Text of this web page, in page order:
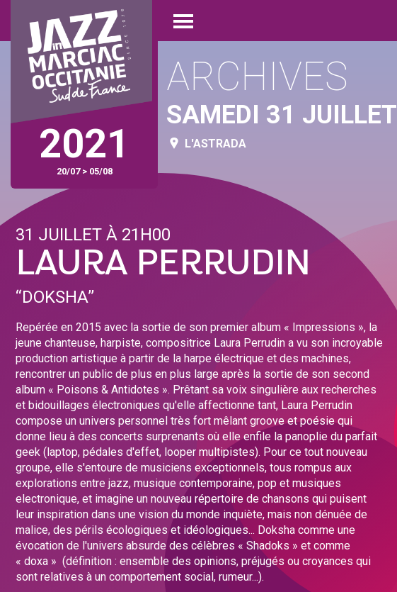
contenu
principal
Open
menu
2021
20/07 > 05/08
ARCHIVES
SAMEDI 31 JUILLET
L'ASTRADA
31 JUILLET À 21H00
LAURA PERRUDIN
‘‘DOKSHA’’
Repérée en 2015 avec la sortie de son premier album « Impressions », la
jeune chanteuse, harpiste, compositrice Laura Perrudin a vu son incroyable
production artistique à partir de la harpe électrique et des machines,
rencontrer un public de plus en plus large après la sortie de son second
album « Poisons & Antidotes ». Prêtant sa voix singulière aux recherches
et bidouillages électroniques qu'elle affectionne tant, Laura Perrudin
compose un univers personnel très fort mêlant groove et poésie qui
donne lieu à des concerts surprenants où elle enfile la panoplie du parfait
geek (laptop, pédales d'effet, looper multipistes). Pour ce tout nouveau
groupe, elle s'entoure de musiciens exceptionnels, tous rompus aux
explorations entre jazz, musique contemporaine, pop et musiques
electronique, et imagine un nouveau répertoire de chansons qui puisent
leur inspiration dans une vision du monde inquiète, mais non dénuée de
malice, des périls écologiques et idéologiques... Doksha comme une
évocation de l'univers absurde des célèbres « Shadoks » et comme
« doxa » (définition : ensemble des opinions, préjugés ou croyances qui
sont relatives à un comportement social, rumeur...).
Panneau de gestion des cookies